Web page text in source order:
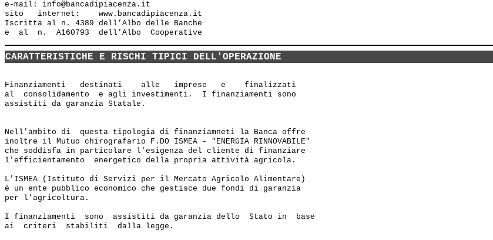
e-mail: info@bancadipiacenza.it
sito   internet:    www.bancadipiacenza.it
Iscritta al n. 4389 dell’Albo delle Banche
CARATTERISTICHE E RISCHI TIPICI DELL'OPERAZIONE
Finanziamenti   destinati    alle   imprese   e    finalizzati
al  consolidamento  e agli investimenti.  I finanziamenti sono
assistiti da garanzia Statale.
Nell'ambito di  questa tipologia di finanziamneti la Banca offre
inoltre il Mutuo chirografario F.DO ISMEA - "ENERGIA RINNOVABILE"
che soddisfa in particolare l'esigenza del cliente di finanziare
l'efficientamento  energetico della propria attività agricola.
L'ISMEA (Istituto di Servizi per il Mercato Agricolo Alimentare)
è un ente pubblico economico che gestisce due fondi di garanzia
per l'agricoltura.
I finanziamenti  sono  assistiti da garanzia dello  Stato in  base
ai  criteri  stabiliti  dalla legge.